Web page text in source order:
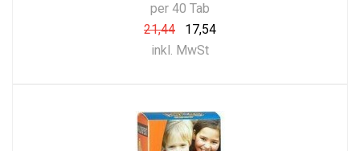
per 40 Tab
21,44
17,54
inkl. MwSt